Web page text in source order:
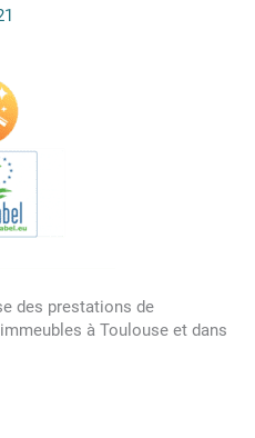
des prestations de
à Toulouse et dans